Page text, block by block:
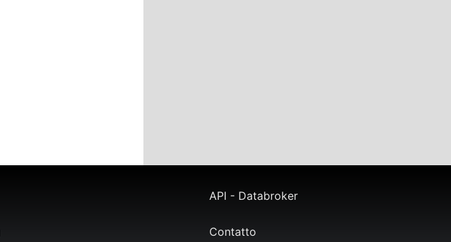
API - Databroker
Contatto